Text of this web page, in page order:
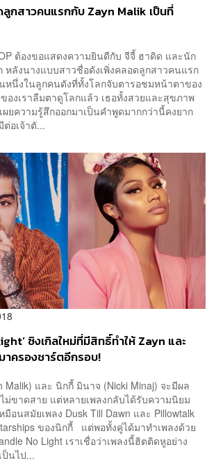
กสาวคนแรกกับ Zayn Malik เป็นที่
ต้องขอแสดงความยินดีกับ จีจี้ ฮาดิด และนัก
หลังนางแบบสาวชื่อดังเพิ่งคลอดลูกสาวคนแรก
หนึ่งในลูกคนดังที่ทั้งโลกจับตารอชมหน้าตาของ
องเราลืมตาดูโลกแล้ว เธอทั้งสวยและสุขภาพ
ผยความรู้สึกออกมาเป็นคำพูดมากกว่านี้คงยาก
อเจ้าตั...
ซิงเกิลใหม่ที่มีสิทธิ์ทำให้ Zayn และ
ครองชาร์ตอีกรอบ!
Malik) และ นิกกี้ มินาจ (Nicki Minaj) จะมีผล
ม่ขาดสาย แต่หลายเพลงกลับได้รับความนิยม
อนสมัยเพลง Dusk Till Dawn และ Pillowtalk
ของนิกกี้ แต่พอทั้งคู่ได้มาทำเพลงด้วย
No Light เราเชื่อว่าเพลงนี้ฮิตติดหูอย่าง
นไป...